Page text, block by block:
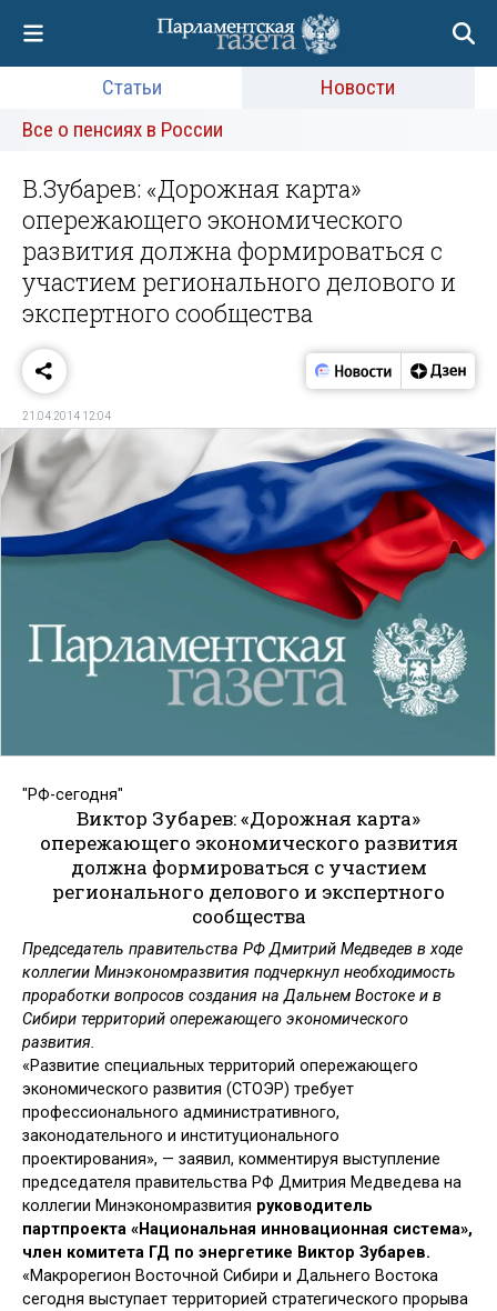
Статьи
Новости
Все о пенсиях в России
В.Зубарев: «Дорожная карта»
опережающего экономического
развития должна формироваться с
участием регионального делового и
экспертного сообщества
21.04.2014 12:04
"РФ-сегодня"
Виктор Зубарев: «Дорожная карта»
опережающего экономического развития
должна формироваться с участием
регионального делового и экспертного
сообщества
Председатель правительства РФ Дмитрий Медведев в ходе
коллегии Минэкономразвития подчеркнул необходимость
проработки вопросов создания на Дальнем Востоке и в
Сибири территорий опережающего экономического
развития.
«Развитие специальных территорий опережающего
экономического развития (СТОЭР) требует
профессионального административного,
законодательного и институционального
проектирования», — заявил, комментируя выступление
председателя правительства РФ Дмитрия Медведева на
коллегии Минэкономразвития руководитель
партпроекта «Национальная инновационная система»,
член комитета ГД по энергетике Виктор Зубарев.
«Макрорегион Восточной Сибири и Дальнего Востока
сегодня выступает территорией стратегического прорыва